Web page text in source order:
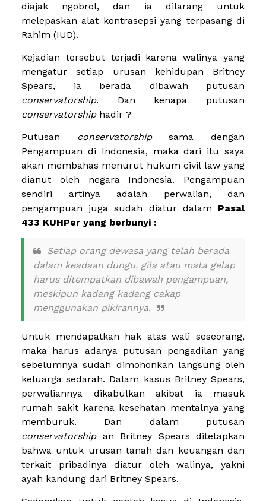
diajak ngobrol, dan ia dilarang untuk
melepaskan alat kontrasepsi yang terpasang di
Rahim (IUD).
Kejadian tersebut terjadi karena walinya yang
mengatur setiap urusan kehidupan Britney
Spears, ia berada dibawah putusan
conservatorship. Dan kenapa putusan
conservatorshiphadir ?
Putusan conservatorshipsama dengan
Pengampuan di Indonesia, maka dari itu saya
akan membahas menurut hukum civil law yang
dianut oleh negara Indonesia. Pengampuan
sendiri artinya adalah perwalian, dan
pengampuan juga sudah diatur dalam Pasal
433 KUHPer yang berbunyi :
Setiap orang dewasa yang telah berada
dalam keadaan dungu, gila atau mata gelap
harus ditempatkan dibawah pengampuan,
meskipun kadang kadang cakap
menggunakan pikirannya.
Untuk mendapatkan hak atas wali seseorang,
maka harus adanya putusan pengadilan yang
sebelumnya sudah dimohonkan langsung oleh
keluarga sedarah. Dalam kasus Britney Spears,
perwaliannya dikabulkan akibat ia masuk
rumah sakit karena kesehatan mentalnya yang
memburuk. Dan dalam putusan
conservatorshipan Britney Spears ditetapkan
bahwa untuk urusan tanah dan keuangan dan
terkait pribadinya diatur oleh walinya, yakni
ayah kandung dari Britney Spears.